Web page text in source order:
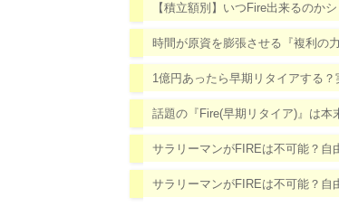
【積立額別】いつFire出来るのか
時間が原資を膨張させる『複利の
1億円あったら早期リタイアする
話題の『Fire(早期リタイア)』は本
サラリーマンがFIREは不可能？自
サラリーマンがFIREは不可能？自